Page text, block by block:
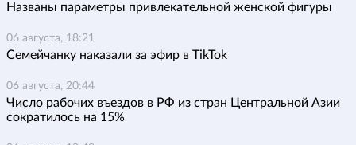
Названы параметры привлекательной женской фигуры
06 августа, 18:21
Семейчанку наказали за эфир в TikTok
06 августа, 20:44
Число рабочих въездов в РФ из стран Центральной Азии
сократилось на 15%